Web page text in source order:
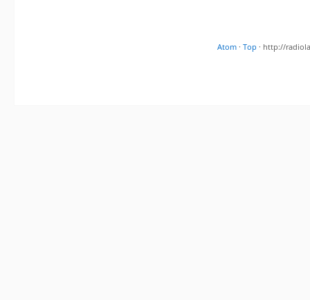
Atom · Top · http://